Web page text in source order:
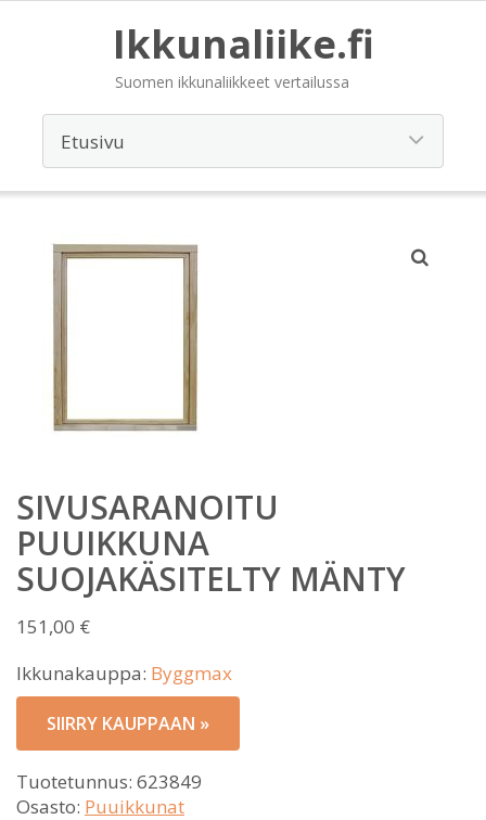
Ikkunaliike.fi
Suomen ikkunaliikkeet vertailussa
SIVUSARANOITU
PUUIKKUNA
SUOJAKÄSITELTY MÄNTY
151,00 €
Ikkunakauppa: Byggmax
SIIRRY KAUPPAAN »
Tuotetunnus: 623849
Osasto: Puuikkunat